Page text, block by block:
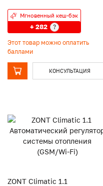
Мгновенный кеш-бэк
+ 282 ?
Этот товар можно оплатить
баллами
КОНСУЛЬТАЦИЯ
ZONT Climatic 1.1